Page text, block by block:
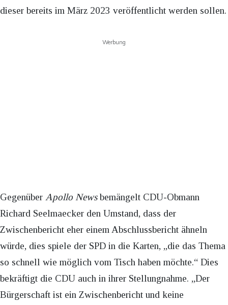
dieser bereits im März 2023 veröffentlicht werden sollen.
Werbung
Gegenüber Apollo Newsbemängelt CDU-Obmann
Richard Seelmaecker den Umstand, dass der
Zwischenbericht eher einem Abschlussbericht ähneln
würde, dies spiele der SPD in die Karten, „die das Thema
so schnell wie möglich vom Tisch haben möchte.“ Dies
bekräftigt die CDU auch in ihrer Stellungnahme. „Der
Bürgerschaft ist ein Zwischenbericht und keine